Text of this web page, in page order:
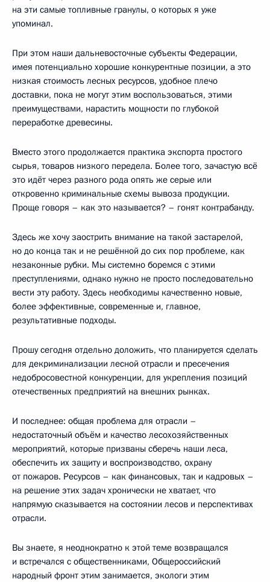
на эти самые топливные гранулы, о которых я уже
упоминал.
При этом наши дальневосточные субъекты Федерации,
имея потенциально хорошие конкурентные позиции, а это
низкая стоимость лесных ресурсов, удобное плечо
доставки, пока не могут этим воспользоваться, этими
преимуществами, нарастить мощности по глубокой
переработке древесины.
Вместо этого продолжается практика экспорта простого
сырья, товаров низкого передела. Более того, зачастую всё
это идёт через разного рода опять же серые или
откровенно криминальные схемы вывоза продукции.
Проще говоря – как это называется? – гонят контрабанду.
Здесь же хочу заострить внимание на такой застарелой,
но до конца так и не решённой до сих пор проблеме, как
незаконные рубки. Мы системно боремся с этими
преступлениями, однако нужно не просто последовательно
вести эту работу. Здесь необходимы качественно новые,
более эффективные, современные и, главное,
результативные подходы.
Прошу сегодня отдельно доложить, что планируется сделать
для декриминализации лесной отрасли и пресечения
недобросовестной конкуренции, для укрепления позиций
отечественных предприятий на внешних рынках.
И последнее: общая проблема для отрасли –
недостаточный объём и качество лесохозяйственных
мероприятий, которые призваны сберечь наши леса,
обеспечить их защиту и воспроизводство, охрану
от пожаров. Ресурсов – как финансовых, так и кадровых –
на решение этих задач хронически не хватает, что
напрямую сказывается на состоянии лесов и перспективах
отрасли.
Вы знаете, я неоднократно к этой теме возвращался
и встречался с общественниками, Общероссийский
народный фронт этим занимается, экологи этим